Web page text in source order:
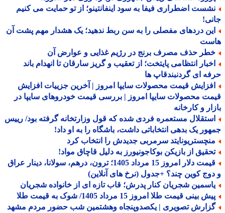
اضطراری فیفا به سود اینفانتینو؛ از تو حمایت می کنیم
دردهای مفصلی را به سن ربط ندهید؛ یک هشدار مهم پشت آن
حذف مصرف برنج در رژیم غذایی و عوارض آن
انتظامی پایتخت؛ از تعقیب و گریز سارقان تا انهدام باند
ای گردنبندقاپ ها
قیمت محصولات سایپا امروز | آخرین جزییات افزایش
محصولات سایپا امروز | بررسی قیمت خودروهای سایپا در
و کارخانه
مستعمره فردی شده که قول وزارتخانه گرفته بود/ رییس
یک بدهی انتخاباتی داشت، باشگاه را به او داد!
سرمربی جدیدش را انتخاب کرد
از بازیکن بوکاجونیورز به دلیل قاچاق مواد!
قیمت دلار امروز 15 مرداد 1405؛ ترون، درهم، سولانا، دینار عراق
کوین چند؟ +جدول (نرخ های آنلاین)
شجریان کنار پدرش؛ قاب تازه ای از خانواده شجریان
بینی قیمت طلا امروز 15 مرداد 1405/ شوک به قیمت طلا
تصویری | یکصدوپنجاه وهشتمین شب حضور مردم مشهد